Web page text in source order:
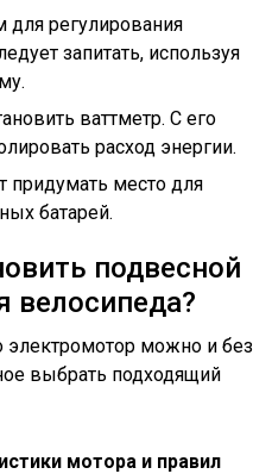
для регулирования
запитать, используя
ваттметр. С его
расход энергии.
придумать место для
батарей.
подвесной
велосипеда?
электромотор можно и без
выбрать подходящий
мотора и правил